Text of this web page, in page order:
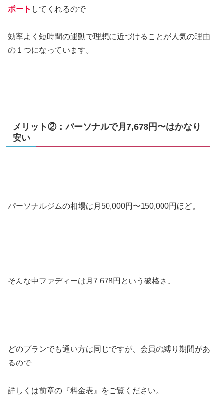
ポート してくれるので
効率よく短時間の運動で理想に近づけることが人気の理由
の１つになっています。
メリット②：パーソナルで月7,678円〜はかなり
安い
パーソナルジムの相場は月50,000円〜150,000円ほど。
そんな中ファディーは月7,678円という破格さ。
どのプランでも通い方は同じですが、会員の縛り期間があ
るので
詳しくは前章の『料金表』をご覧ください。